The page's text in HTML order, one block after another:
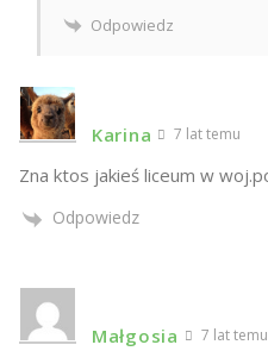
Odpowiedz
Karina 7 lat temu
Zna ktos jakieś liceum w
Odpowiedz
Małgosia 7 lat temu